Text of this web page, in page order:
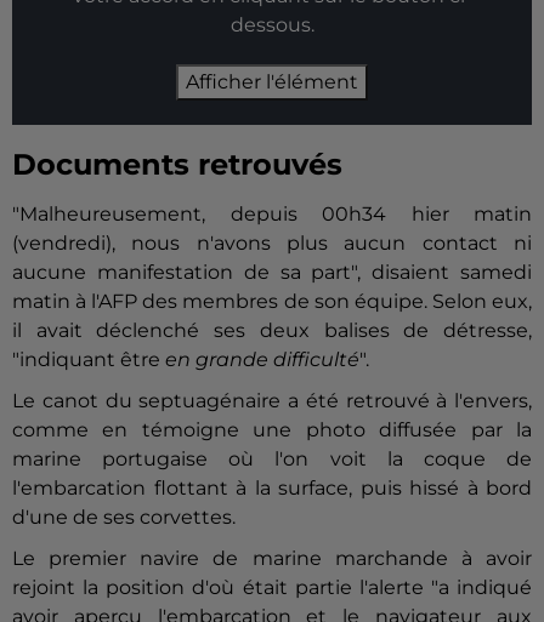
dessous.
Afficher l'élément
Documents retrouvés
"Malheureusement, depuis 00h34 hier matin
(vendredi), nous n'avons plus aucun contact ni
aucune manifestation de sa part", disaient samedi
matin à l'AFP des membres de son équipe. Selon eux,
il avait déclenché ses deux balises de détresse,
"indiquant être en grande difficulté".
Le canot du septuagénaire a été retrouvé à l'envers,
comme en témoigne une photo diffusée par la
marine portugaise où l'on voit la coque de
l'embarcation flottant à la surface, puis hissé à bord
d'une de ses corvettes.
Le premier navire de marine marchande à avoir
rejoint la position d'où était partie l'alerte "a indiqué
avoir aperçu l'embarcation et le navigateur aux